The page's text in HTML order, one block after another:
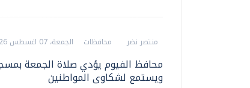
منتصر نضر محافظات الجمعة، 07 اغسطس 2026 08:47 م
محافظ الفيوم يؤدي صلاة الجمعة
ويستمع لشكاوى المواطنين